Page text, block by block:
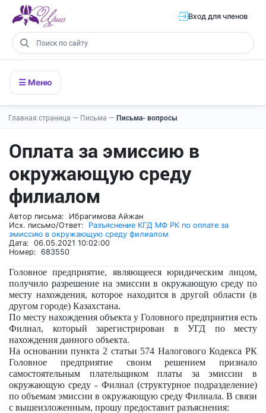
Вход для членов
☰ Меню
Главная страница — Письма — Письма- вопросы
Оплата за эмиссию в
окружающую среду
филиалом
Автор письма: Ибрагимова Айжан
Исх. письмо/Ответ: Разъяснение КГД МФ РК по оплате за
эмиссию в окружающую среду филиалом
Дата: 06.05.2021 10:02:00
Номер: 683550
Головное предприятие, являющееся юридическим лицом,
получило разрешение на эмиссии в окружающую среду по
месту нахождения, которое находится в другой области (в
другом городе) Казахстана.
По месту нахождения объекта у Головного предприятия есть
Филиал, который зарегистрирован в УГД по месту
нахождения данного объекта.
На основании пункта 2 статьи 574 Налогового Кодекса РК
Головное предприятие своим решением признало
самостоятельным плательщиком платы за эмиссии в
окружающую среду - Филиал (структурное подразделение)
по объемам эмиссии в окружающую среду Филиала. В связи
с вышеизложенным, прошу предоставит разъяснения: